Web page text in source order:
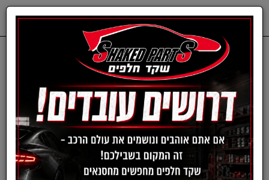
חלפים מכנים רפידות בלם - פורד
רפידות בלם - פורד
‹
«
1
(current)
»
›
סינון ומיון ›